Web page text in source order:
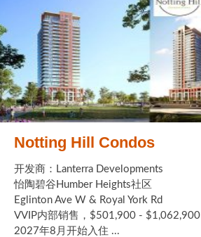
Notting Hill Condos
开发商：Lanterra Developments
怡陶碧谷Humber Heights社区
Eglinton Ave W & Royal York Rd
VVIP内部销售，$501,900 - $1,062,900
2027年8月开始入住 ...